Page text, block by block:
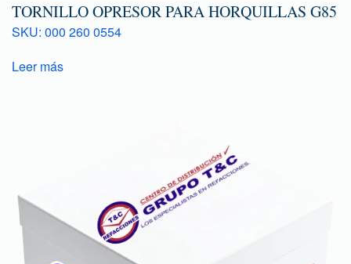
TORNILLO OPRESOR PARA HORQUILLAS G85
SKU: 000 260 0554
Leer más